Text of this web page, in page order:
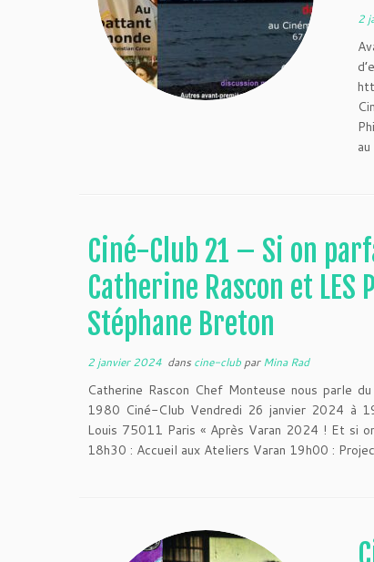
2
Ciné-Club 21 – Si on
Catherine Rascon et LES
Stéphane Breton
2 janvier 2024dans cine-club parMina Rad
Catherine Rascon Chef Monteuse nous parle
1980 Ciné-Club Vendredi 26 janvier 2024 à
Louis 75011 Paris « Après Varan 2024 ! Et si
18h30 : Accueil aux Ateliers Varan 19h00 :